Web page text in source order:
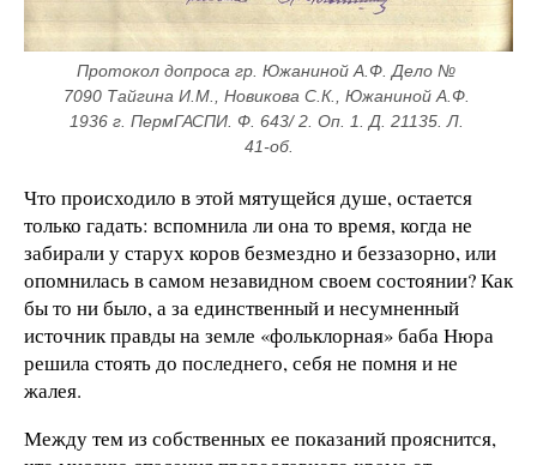
Протокол допроса гр. Южаниной А.Ф. Дело №
7090 Тайгина И.М., Новикова С.К., Южаниной А.Ф.
1936 г. ПермГАСПИ. Ф. 643/ 2. Оп. 1. Д. 21135. Л.
41-об.
Что происходило в этой мятущейся душе, остается
только гадать: вспомнила ли она то время, когда не
забирали у старух коров безмездно и беззазорно, или
опомнилась в самом незавидном своем состоянии? Как
бы то ни было, а за единственный и несумненный
источник правды на земле «фольклорная» баба Нюра
решила стоять до последнего, себя не помня и не
жалея.
Между тем из собственных ее показаний прояснится,